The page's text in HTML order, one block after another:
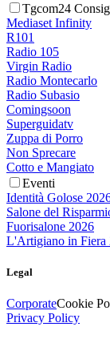
Tgcom24
Mediaset Infinity
R101
Radio 105
Virgin Radio
Radio Montecarlo
Radio Subasio
Comingsoon
Superguidatv
Zuppa di Porro
Non Sprecare
Cotto e Mangiato
Eventi
Identità Golose
Salone del
Fuorisalone 2026
L'Artigiano in Fiera
Legal
CorporateCookie
Privacy Policy